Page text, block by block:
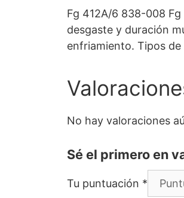
Fg 412A/6 838-008
desgaste y duración
enfriamiento. Tipos de
No hay valoraciones
Sé el primero en
Tu puntuación *